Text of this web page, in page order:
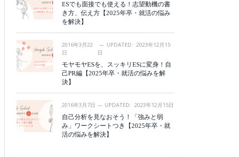
ESでも面接でも使える！志望動機の書
き方、伝え方【2025年卒・就活の悩み
を解決】
2016年3月22
日
UPDATED: 2023年12月15
日
モヤモヤESを、スッキリESに変身！自
己PR編【2025年卒・就活の悩みを解
決】
2016年3月7日 UPDATED: 2023年12月15日
自己分析を見なおそう！「強みと弱
み」ワークシートつき【2025年卒・就
活の悩みを解決】